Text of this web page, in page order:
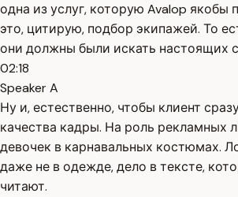
одна из услуг, которую Avalop якобы
это, цитирую, подбор экипажей. То
они должны были искать настоящих
02:18
Speaker A
Ну и, естественно, чтобы клиент
качества кадры. На роль рекламных
девочек в карнавальных костюмах.
даже не в одежде, дело в тексте,
читают.